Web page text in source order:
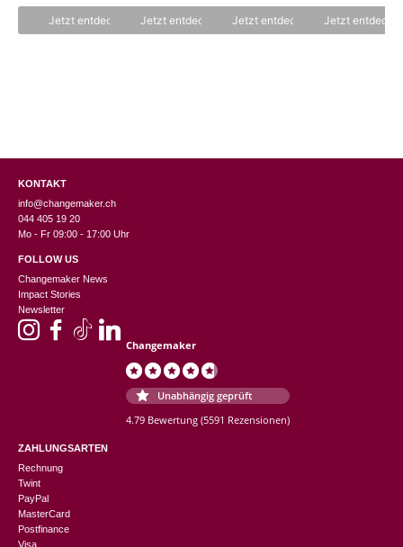
5
Jetzt entdecken
5
Jetzt entdecken Jetzt entdecken
n
Jetzt
KONTAKT
info@changemaker.ch
044 405 19 20
Mo - Fr 09:00 - 17:00 Uhr
FOLLOW US
Changemaker News
Impact Stories
Newsletter
Changemaker
Unabhängig geprüft
4.79 Bewertung (5591 Rezensionen)
ZAHLUNGSARTEN
Rechnung
Twint
PayPal
MasterCard
Postfinance
Visa